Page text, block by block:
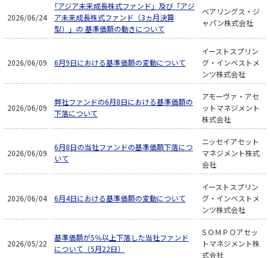
2026/06/24
「アジア未来成長株式ファンド」及び「アジ
ア未来成長株式ファンド（3ヵ月決算
型）」の 基準価額の動きについて
ベアリングス・ジ
ャパン株式会社
2026/06/09 6月9日における基準価額の変動について
イーストスプリン
グ・インベストメ
ンツ株式会社
2026/06/09
弊社ファンドの6月8日における基準価額の
下落について
アモーヴァ・アセ
ットマネジメント
株式会社
2026/06/09
6月8日の当社ファンドの基準価額下落につ
いて
ニッセイアセット
マネジメント株式
会社
2026/06/04 6月4日における基準価額の変動について
イーストスプリン
グ・インベストメ
ンツ株式会社
2026/05/22
基準価額が5％以上下落した当社ファンド
について（5月22日）
ＳＯＭＰＯアセッ
トマネジメント株
式会社